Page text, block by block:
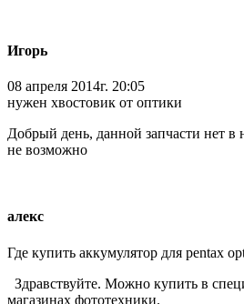
Игорь
08 апреля 2014г. 20:05
нужен хвостовик от оптики
Добрый день, данной запчасти нет в
не возможно
алекс
Где купить аккумулятор для pentax
Здравствуйте. Можно купить в
магазинах фототехники.